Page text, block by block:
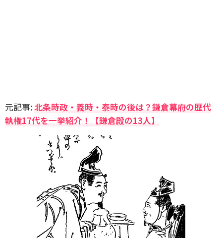
元記事:北条時政・義時・泰時の後は？鎌倉幕府の歴代
執権17代を一挙紹介！【鎌倉殿の13人】